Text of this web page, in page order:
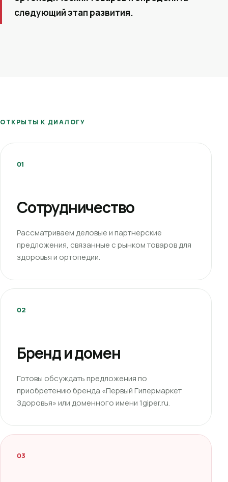
следующий этап развития.
ОТКРЫТЫ К ДИАЛОГУ
01
Сотрудничество
Рассматриваем деловые и партнерские
предложения, связанные с рынком товаров для
здоровья и ортопедии.
02
Бренд и домен
Готовы обсуждать предложения по
приобретению бренда «Первый Гипермаркет
Здоровья» или доменного имени 1giper.ru.
03